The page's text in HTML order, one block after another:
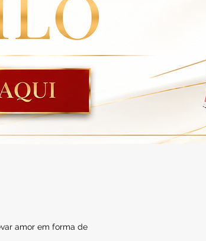
amor em forma de